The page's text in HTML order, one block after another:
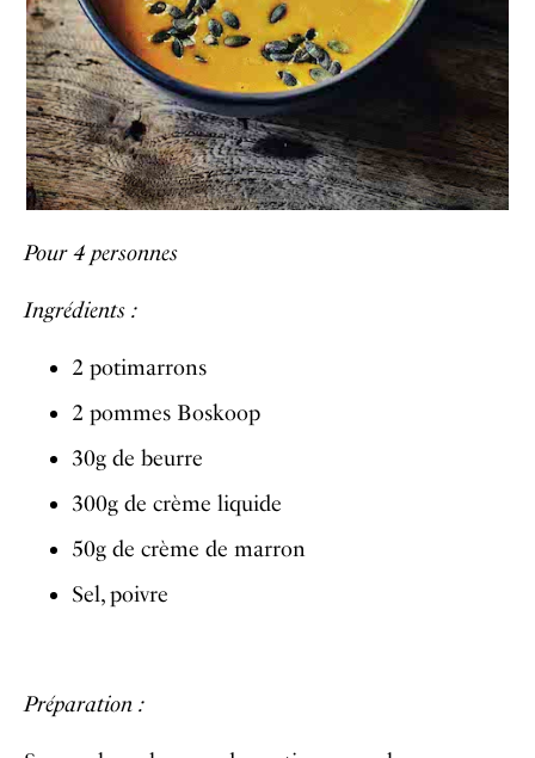
Pour 4 personnes
Ingrédients :
2 potimarrons
2 pommes Boskoop
30g de beurre
300g de crème liquide
50g de crème de marron
Sel, poivre
Préparation :